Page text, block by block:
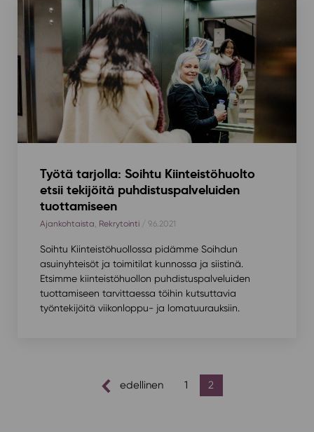
Työtä tarjolla: Soihtu Kiinteistöhuolto
etsii tekijöitä puhdistuspalveluiden
tuottamiseen
Ajankohtaista Rekrytointi/ 9.6.2021
Soihtu Kiinteistöhuollossa pidämme Soihdun
asuinyhteisöt ja toimitilat kunnossa ja siistinä.
Etsimme kiinteistöhuollon puhdistuspalveluiden
tuottamiseen tarvittaessa töihin kutsuttavia
työntekijöitä viikonloppu- ja lomatuurauksiin.
edellinen 1 2